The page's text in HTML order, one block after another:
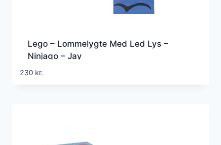
Lego – Lommelygte Med Led Lys –
Ninjago – Jay
230 kr.